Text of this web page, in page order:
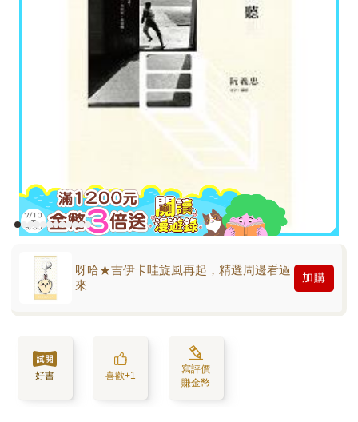
呀哈★吉伊卡哇旋風再起，精選周邊看過
來
加購
好書 喜歡+1
寫評價
賺金幣